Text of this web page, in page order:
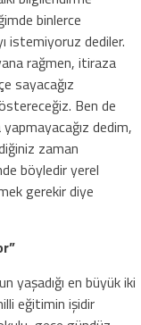
binlerce
istemiyoruz dediler.
rağmen, itiraza
sayacağız
Ben de
dedim,
zaman
böyledir yerel
gerekir diye
yaşadığı en büyük iki
eğitimin işidir